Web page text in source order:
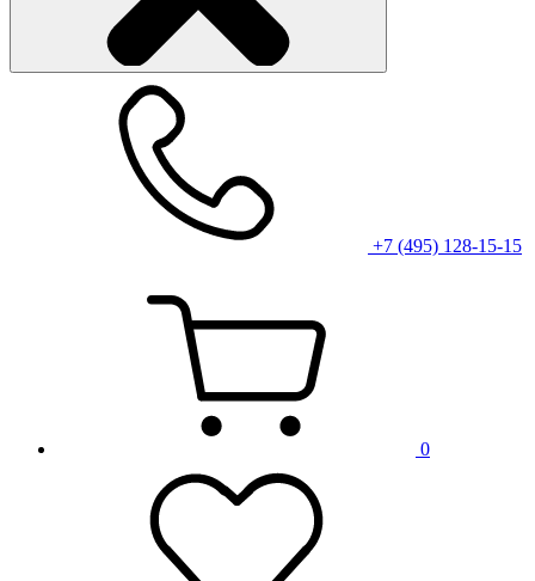
+7 (495) 128-15-15
0